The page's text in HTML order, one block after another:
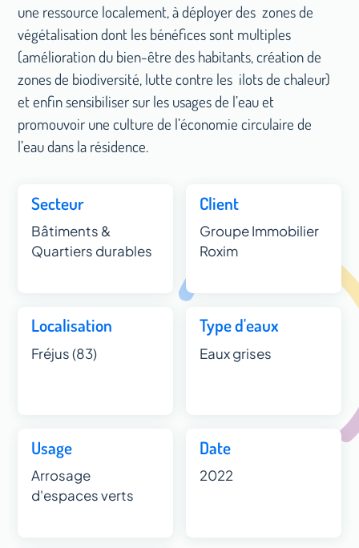
une ressource localement, à déployer des zones de
végétalisation dont les bénéfices sont multiples
(amélioration du bien-être des habitants, création de
zones de biodiversité, lutte contre les ilots de chaleur)
et enfin sensibiliser sur les usages de l’eau et
promouvoir une culture de l’économie circulaire de
l’eau dans la résidence.
Secteur
Bâtiments &
Quartiers durables
Client
Groupe Immobilier
Roxim
Localisation
Fréjus (83)
Type d'eaux
Eaux grises
Usage
Arrosage
d'espaces verts
Date
2022